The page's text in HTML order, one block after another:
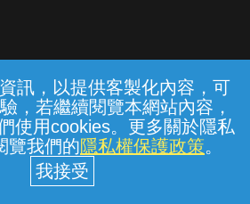
訊，以提供客製化內容，可
，若繼續閱覽本網站內容，
使用cookies。更多關於隱私
覽我們的隱私權保護政策。
服 服務條款 隱私權保護
有限公司個人家庭分公司
：96979949) © 2026
{{notifyMsg}}